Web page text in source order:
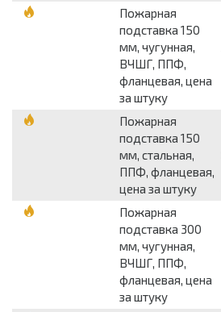
Пожарная
подставка 150
мм, чугунная,
ВЧШГ, ППФ,
фланцевая, цена
за штуку
Пожарная
подставка 150
мм, стальная,
ППФ, фланцевая,
цена за штуку
Пожарная
подставка 300
мм, чугунная,
ВЧШГ, ППФ,
фланцевая, цена
за штуку